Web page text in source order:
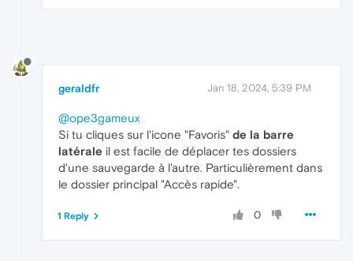
geraldfr Jan 18, 2024, 5:39 PM
@ope3gameux
Si tu cliques sur l'icone "Favoris" de la barre
latérale il est facile de déplacer tes dossiers
d'une sauvegarde à l'autre. Particulièrement dans
le dossier principal "Accès rapide".
0
1 Reply